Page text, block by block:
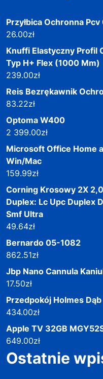
Przyłbica Ochronna
26.00zł
Knuffi Elastyczny Profil
Typ H+ Flex (1000 Mm)
239.00zł
Reis Bezrękawnik
83.22zł
Optoma W400
2 399.00zł
Microsoft Office Home
Win/Mac
159.99zł
Corning Krosowy 2X
Duplex: Lc Upc Duplex
Smf Ultra
49.64zł
Bernardo 05-1082
862.51zł
Jbp Nano Cannula
17.50zł
Przedpokój Holmes
434.00zł
Apple TV 32GB
649.00zł
Ostatnie